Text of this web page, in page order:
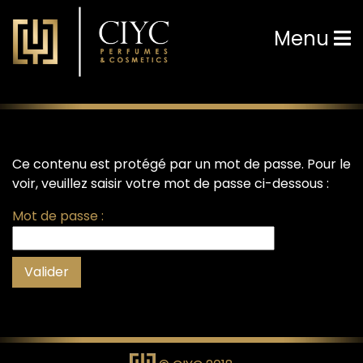
Menu
Ce contenu est protégé par un mot de passe. Pour le
voir, veuillez saisir votre mot de passe ci-dessous :
Mot de passe :